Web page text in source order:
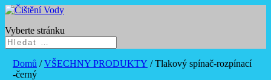
Vyberte stránku
Domů /VŠECHNY PRODUKTY / Tlakový spínač-rozpínací
-černý